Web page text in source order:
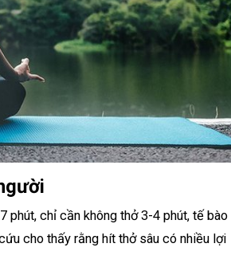
phút, chỉ cần không thở 3-4 phút, tế bào
cho thấy rằng hít thở sâu có nhiều lợi